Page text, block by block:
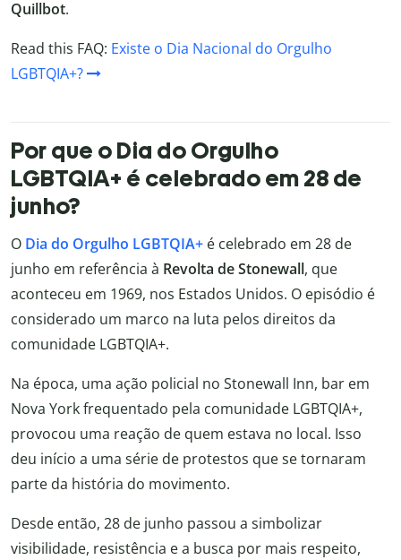
Quillbot.
Read this FAQ: Existe o Dia Nacional do Orgulho
LGBTQIA+?
Por que o Dia do Orgulho
LGBTQIA+ é celebrado em 28 de
junho?
O Dia do Orgulho LGBTQIA+ é celebrado em 28 de
junho em referência à Revolta de Stonewall, que
aconteceu em 1969, nos Estados Unidos. O episódio é
considerado um marco na luta pelos direitos da
comunidade LGBTQIA+.
Na época, uma ação policial no Stonewall Inn, bar em
Nova York frequentado pela comunidade LGBTQIA+,
provocou uma reação de quem estava no local. Isso
deu início a uma série de protestos que se tornaram
parte da história do movimento.
Desde então, 28 de junho passou a simbolizar
visibilidade, resistência e a busca por mais respeito,